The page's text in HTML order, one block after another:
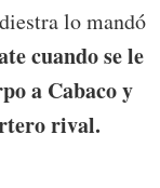
lo mandó
cuando se le
a Cabaco y
rival.